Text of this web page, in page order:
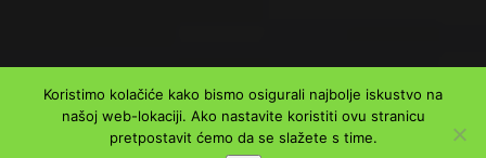
Koristimo kolačiće kako bismo osigurali najbolje iskustvo na
našoj web-lokaciji. Ako nastavite koristiti ovu stranicu
pretpostavit ćemo da se slažete s time.